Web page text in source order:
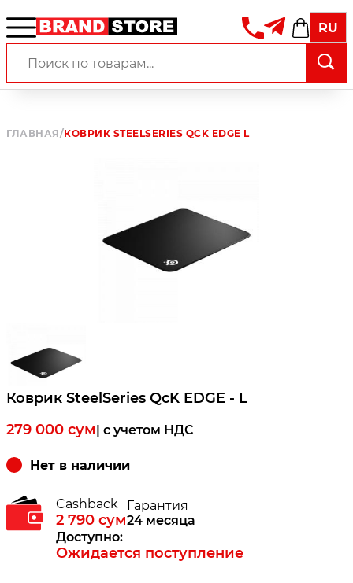
RU
ГЛАВНАЯ/КОВРИК STEELSERIES QCK EDGE L
Коврик SteelSeries QcK EDGE - L
279 000 сум| c учетом НДС
Нет в наличии
Cashback
2 790 сум
Гарантия
24 месяца
Доступно:
Ожидается поступление